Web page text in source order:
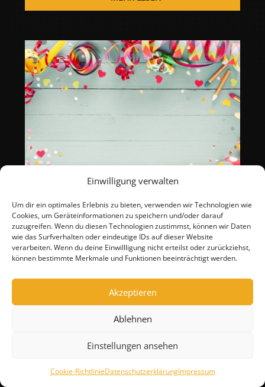
Einwilligung verwalten
Um dir ein optimales Erlebnis zu bieten, verwenden wir Technologien wie
Cookies, um Geräteinformationen zu speichern und/oder darauf
zuzugreifen. Wenn du diesen Technologien zustimmst, können wir Daten
wie das Surfverhalten oder eindeutige IDs auf dieser Website
verarbeiten. Wenn du deine Einwillligung nicht erteilst oder zurückziehst,
können bestimmte Merkmale und Funktionen beeinträchtigt werden.
Akzeptieren
Ablehnen
Einstellungen ansehen
Cookie-RichtlinieDatenschutzerklärungImpressum
ÖFFNUNGSZEITEN AN ROSENMONTAG
09. Februar 2025
Düsseldorf auf der Berliner Allee (Crown) geschlossen. Für
alle...
MEHR LESEN